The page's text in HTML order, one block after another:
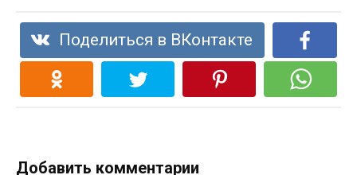
Поделиться в ВКонтакте
Добавить комментарии